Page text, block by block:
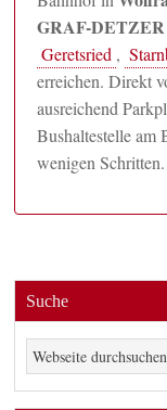
GRAF-DETZER
Geretsried ,
erreichen. Direkt
ausreichend
Bushaltestelle am
wenigen Schritten.
Suche